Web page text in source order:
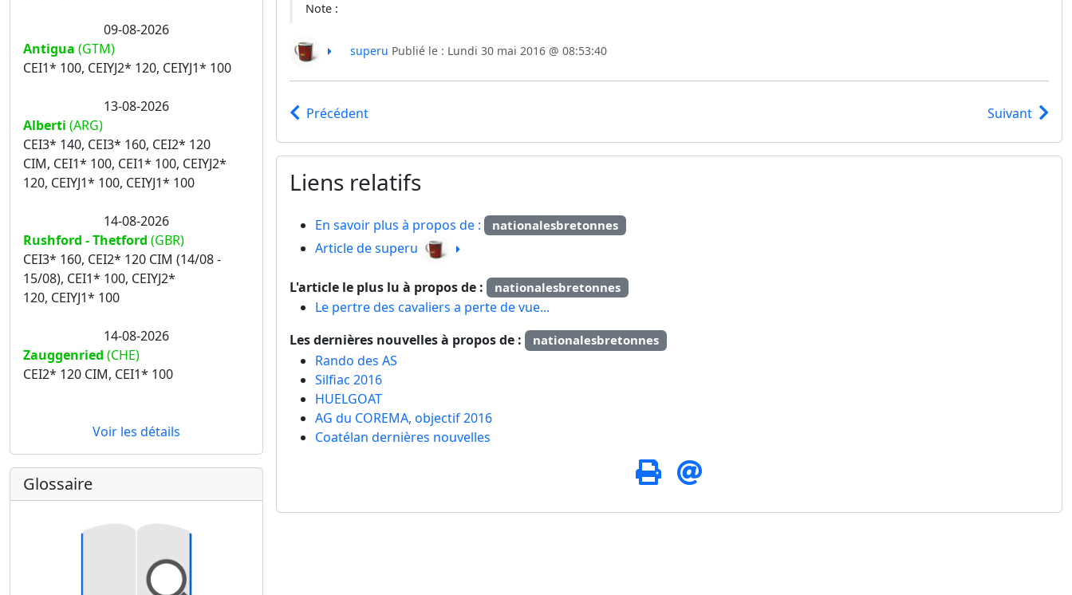
09-08-2026
Antigua (GTM)
CEI1* 100, CEIYJ2* 120, CEIYJ1* 100
13-08-2026
Alberti (ARG)
CEI3* 140, CEI3* 160, CEI2* 120
CIM, CEI1* 100, CEI1* 100, CEIYJ2*
120, CEIYJ1* 100, CEIYJ1* 100
14-08-2026
Rushford - Thetford (GBR)
CEI3* 160, CEI2* 120 CIM (14/08 -
15/08), CEI1* 100, CEIYJ2*
120, CEIYJ1* 100
14-08-2026
Zauggenried (CHE)
CEI2* 120 CIM, CEI1* 100
Voir les détails
Glossaire
Note :
superu Publié le : Lundi 30 mai 2016 @ 08:53:40
Précédent Suivant
Liens relatifs
En savoir plus à propos de : nationalesbretonnes
Article de superu
L'article le plus lu à propos de : nationalesbretonnes
Le pertre des cavaliers a perte de vue...
Les dernières nouvelles à propos de :
nationalesbretonnes
Rando des AS
Silfiac 2016
HUELGOAT
AG du COREMA, objectif 2016
Coatélan dernières nouvelles